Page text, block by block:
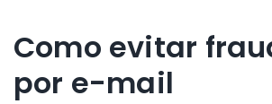
Como evitar
por e-mail